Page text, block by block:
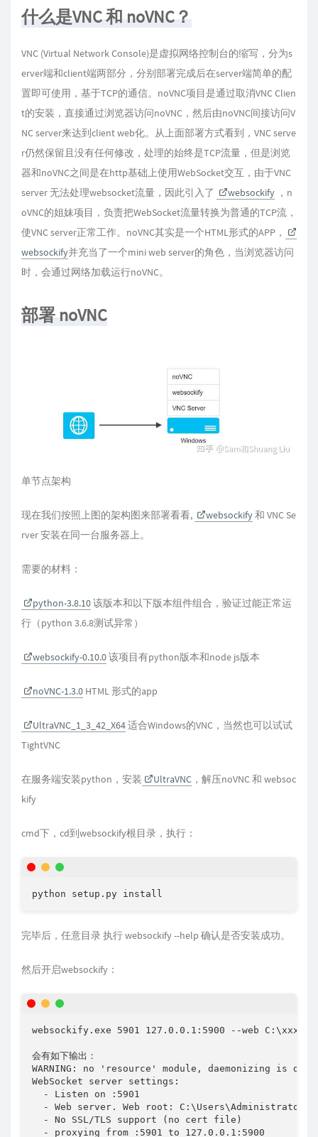
什么是VNC 和 noVNC？
VNC (Virtual Network Console)是虚拟网络控制台的缩写，分为s
erver端和client端两部分，分别部署完成后在server端简单的配
置即可使用，基于TCP的通信。noVNC项目是通过取消VNC Clien
t的安装，直接通过浏览器访问noVNC，然后由noVNC间接访问V
NC server来达到client web化。从上面部署方式看到，VNC serve
r仍然保留且没有任何修改，处理的始终是TCP流量，但是浏览
器和noVNC之间是在http基础上使用WebSocket交互，由于VNC
server 无法处理websocket流量，因此引入了
websockify ，n
oVNC的姐妹项目，负责把WebSocket流量转换为普通的TCP流，
使VNC server正常工作。noVNC其实是一个HTML形式的APP，
websockify并充当了一个mini web server的角色，当浏览器访问
时，会通过网络加载运行noVNC。
部署 noVNC
单节点架构
现在我们按照上图的架构图来部署看看, websockify和 VNC Se
rver 安装在同一台服务器上。
需要的材料：
python-3.8.10该版本和以下版本组件组合，验证过能正常运
行（python 3.6.8测试异常）
websockify-0.10.0该项目有python版本和node js版本
noVNC-1.3.0 HTML 形式的app
UltraVNC_1_3_42_X64适合Windows的VNC，当然也可以试试
TightVNC
在服务端安装python，安装 UltraVNC ，解压noVNC 和 websoc
kify
cmd下，cd到websockify根目录，执行：
python setup.py install
完毕后，任意目录 执行 websockify --help 确认是否安装成功。
然后开启websockify：
websockify.exe 5901 127.0.0.1:5900 --web
会有如下输出：
WARNING: no 'resource' module, daemonizing is
WebSocket server settings:
  - Listen on :5901
- Web server. Web root:
  - No SSL/TLS support (no cert file)
  - proxying from :5901 to 127.0.0.1:5900